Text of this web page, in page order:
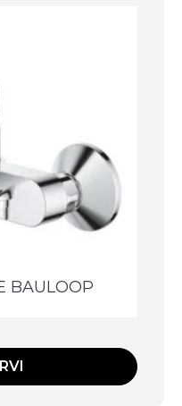
BAULOOP